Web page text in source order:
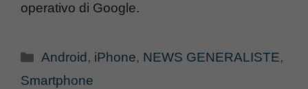
operativo di Google.
Categorie
Android , iPhone, NEWS GENERALISTE,
Smartphone